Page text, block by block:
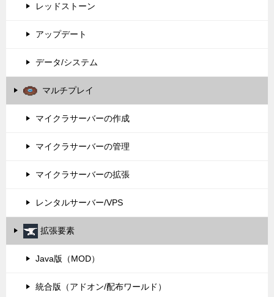
レッドストーン
アップデート
データ/システム
マルチプレイ
マイクラサーバーの作成
マイクラサーバーの管理
マイクラサーバーの拡張
レンタルサーバー/VPS
拡張要素
Java版（MOD）
統合版（アドオン/配布ワールド）